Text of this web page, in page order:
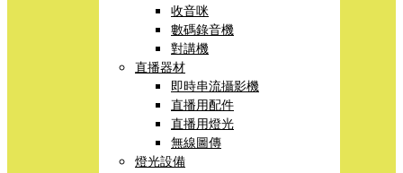
收音咪
數碼錄音機
對講機
直播器材
即時串流攝影機
直播用配件
直播用燈光
無線圖傳
燈光設備